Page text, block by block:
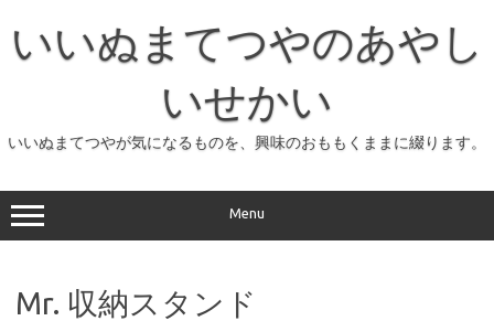
プ
いいぬまてつやのあやし
いせかい
いいぬまてつやが気になるものを、興味のおももくままに綴ります。
Menu
Mr. 収納スタンド